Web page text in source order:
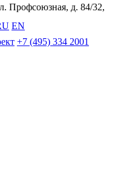
Профсоюзная, д. 84/32,
EN
+7 (495) 334 2001